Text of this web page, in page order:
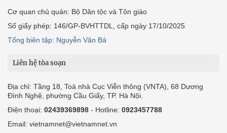
Cơ quan chủ quản: Bộ Dân tộc và Tôn giáo
Số giấy phép: 146/GP-BVHTTDL, cấp ngày 17/10/2025
Tổng biên tập: Nguyễn Văn Bá
Liên hệ tòa soạn
Địa chỉ: Tầng 18, Toà nhà Cục Viễn thông (VNTA), 68 Dương
Đình Nghệ, phường Cầu Giấy, TP. Hà Nội.
Điện thoại: 02439369898 - Hotline: 0923457788
Email: vietnamnet@vietnamnet.vn